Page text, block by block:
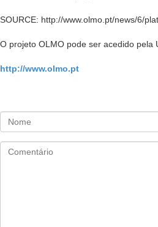
SOURCE: http://www.olmo.pt/news/6/
O projeto OLMO pode ser acedido pela
http://www.olmo.pt